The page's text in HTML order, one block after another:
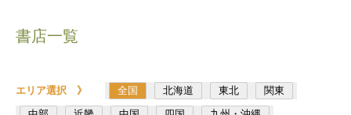
書店一覧
エリア選択 》 全国 北海道 東北
関東